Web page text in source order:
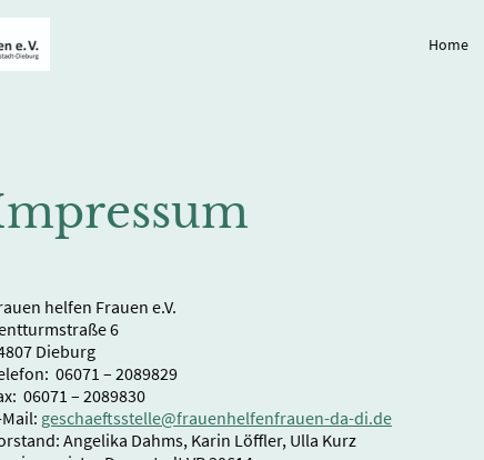
Home
helfen Frauen e.V.
6
Dieburg
06071 – 2089829
06071 – 2089830
Mail: geschaeftsstelle@frauenhelfenfrauen-da-di.de
Angelika Dahms, Karin Löffler, Ulla Kurz